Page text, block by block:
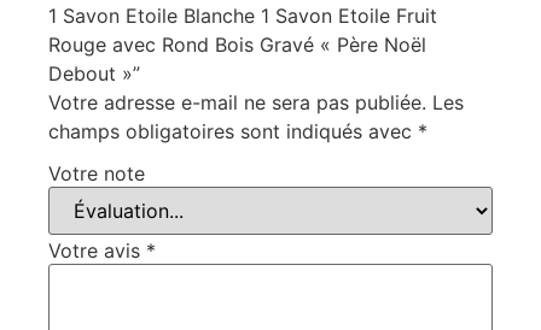
1 Savon Etoile Blanche 1 Savon Etoile Fruit
Rouge avec Rond Bois Gravé « Père Noël
Debout »”
Votre adresse e-mail ne sera pas publiée. Les
champs obligatoires sont indiqués avec *
Votre note
Votre avis *